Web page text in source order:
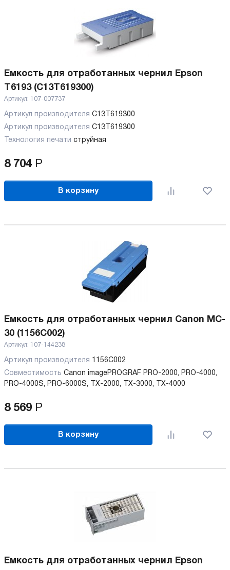
Емкость для отработанных чернил Epson
T6193 (C13T619300)
Артикул: 107-007737
Артикул производителя C13T619300
Артикул производителя C13T619300
Технология печати струйная
8 704 Р
В корзину
Емкость для отработанных чернил Canon MC-
30 (1156C002)
Артикул: 107-144238
Артикул производителя 1156C002
Совместимость Canon imagePROGRAF PRO-2000, PRO-4000,
PRO-4000S, PRO-6000S, TX-2000, TX-3000, TX-4000
8 569 Р
В корзину
Емкость для отработанных чернил Epson